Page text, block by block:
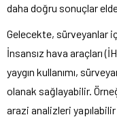
daha doğru sonuçlar
Gelecekte, sürveyanlar
İnsansız hava araçları
yaygın kullanımı,
olanak sağlayabilir.
arazi analizleri